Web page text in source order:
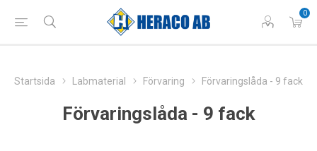
0
Startsida Labmaterial Förvaring Förvaringslåda - 9 fack
Förvaringslåda - 9 fack